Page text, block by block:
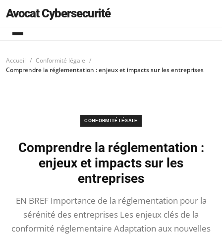
Avocat Cybersecurité
Accueil
Conformité légale
Comprendre la réglementation : enjeux et impacts sur les entreprises
CONFORMITÉ LÉGALE
Comprendre la réglementation :
enjeux et impacts sur les
entreprises
EN BREF Importance de la réglementation pour la
sérénité des entreprises Les enjeux clés de la
conformité réglementaire Adaptation aux nouvelles